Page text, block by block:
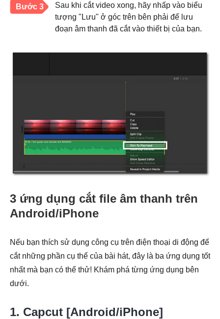
Bước 3
Sau khi cắt video xong, hãy nhấp vào biểu
tượng "Lưu" ở góc trên bên phải để lưu
đoạn âm thanh đã cắt vào thiết bị của bạn.
3 ứng dụng cắt file âm thanh trên
Android/iPhone
Nếu bạn thích sử dụng công cụ trên điện thoại di động để
cắt những phần cụ thể của bài hát, đây là ba ứng dụng tốt
nhất mà bạn có thể thử! Khám phá từng ứng dụng bên
dưới.
1. Capcut [Android/iPhone]